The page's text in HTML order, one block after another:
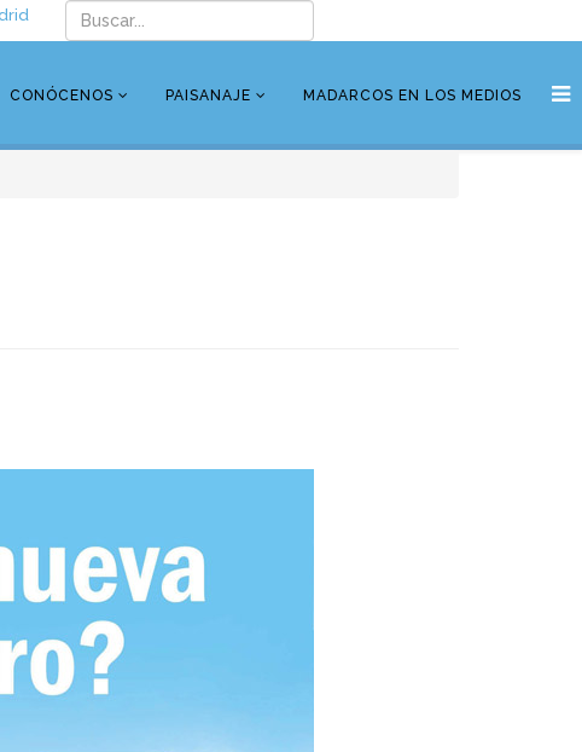
CONÓCENOS PAISANAJE MADARCOS EN LOS MEDIOS